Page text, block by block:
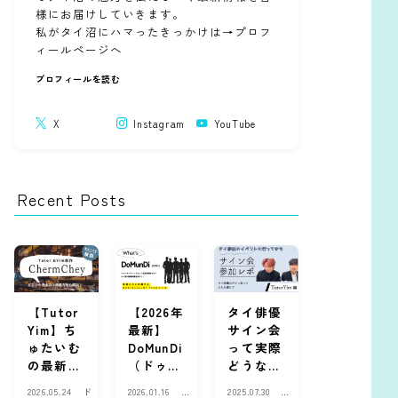
様にお届けしていきます。
私がタイ沼にハマったきっかけは→プロフ
ィールページへ
プロフィールを読む
X Instagram YouTube
Recent Posts
【Tutor
Yim】ち
ゅたいむ
の最新作
2026.05.24
ド
【2026年
最新】
DoMunDi
（ドゥー
2026.01.16
タイ俳優
サイン会
って実際
どうな
2025.07.30